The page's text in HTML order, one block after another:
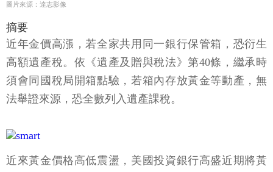
圖片來源：達志影像
摘要
近年金價高漲，若全家共用同一銀行保管箱，恐衍生
高額遺產稅。依《遺產及贈與稅法》第40條，繼承時
須會同國稅局開箱點驗，若箱內存放黃金等動產，無
法舉證來源，恐全數列入遺產課稅。
近來黃金價格高低震盪，美國投資銀行高盛近期將黃